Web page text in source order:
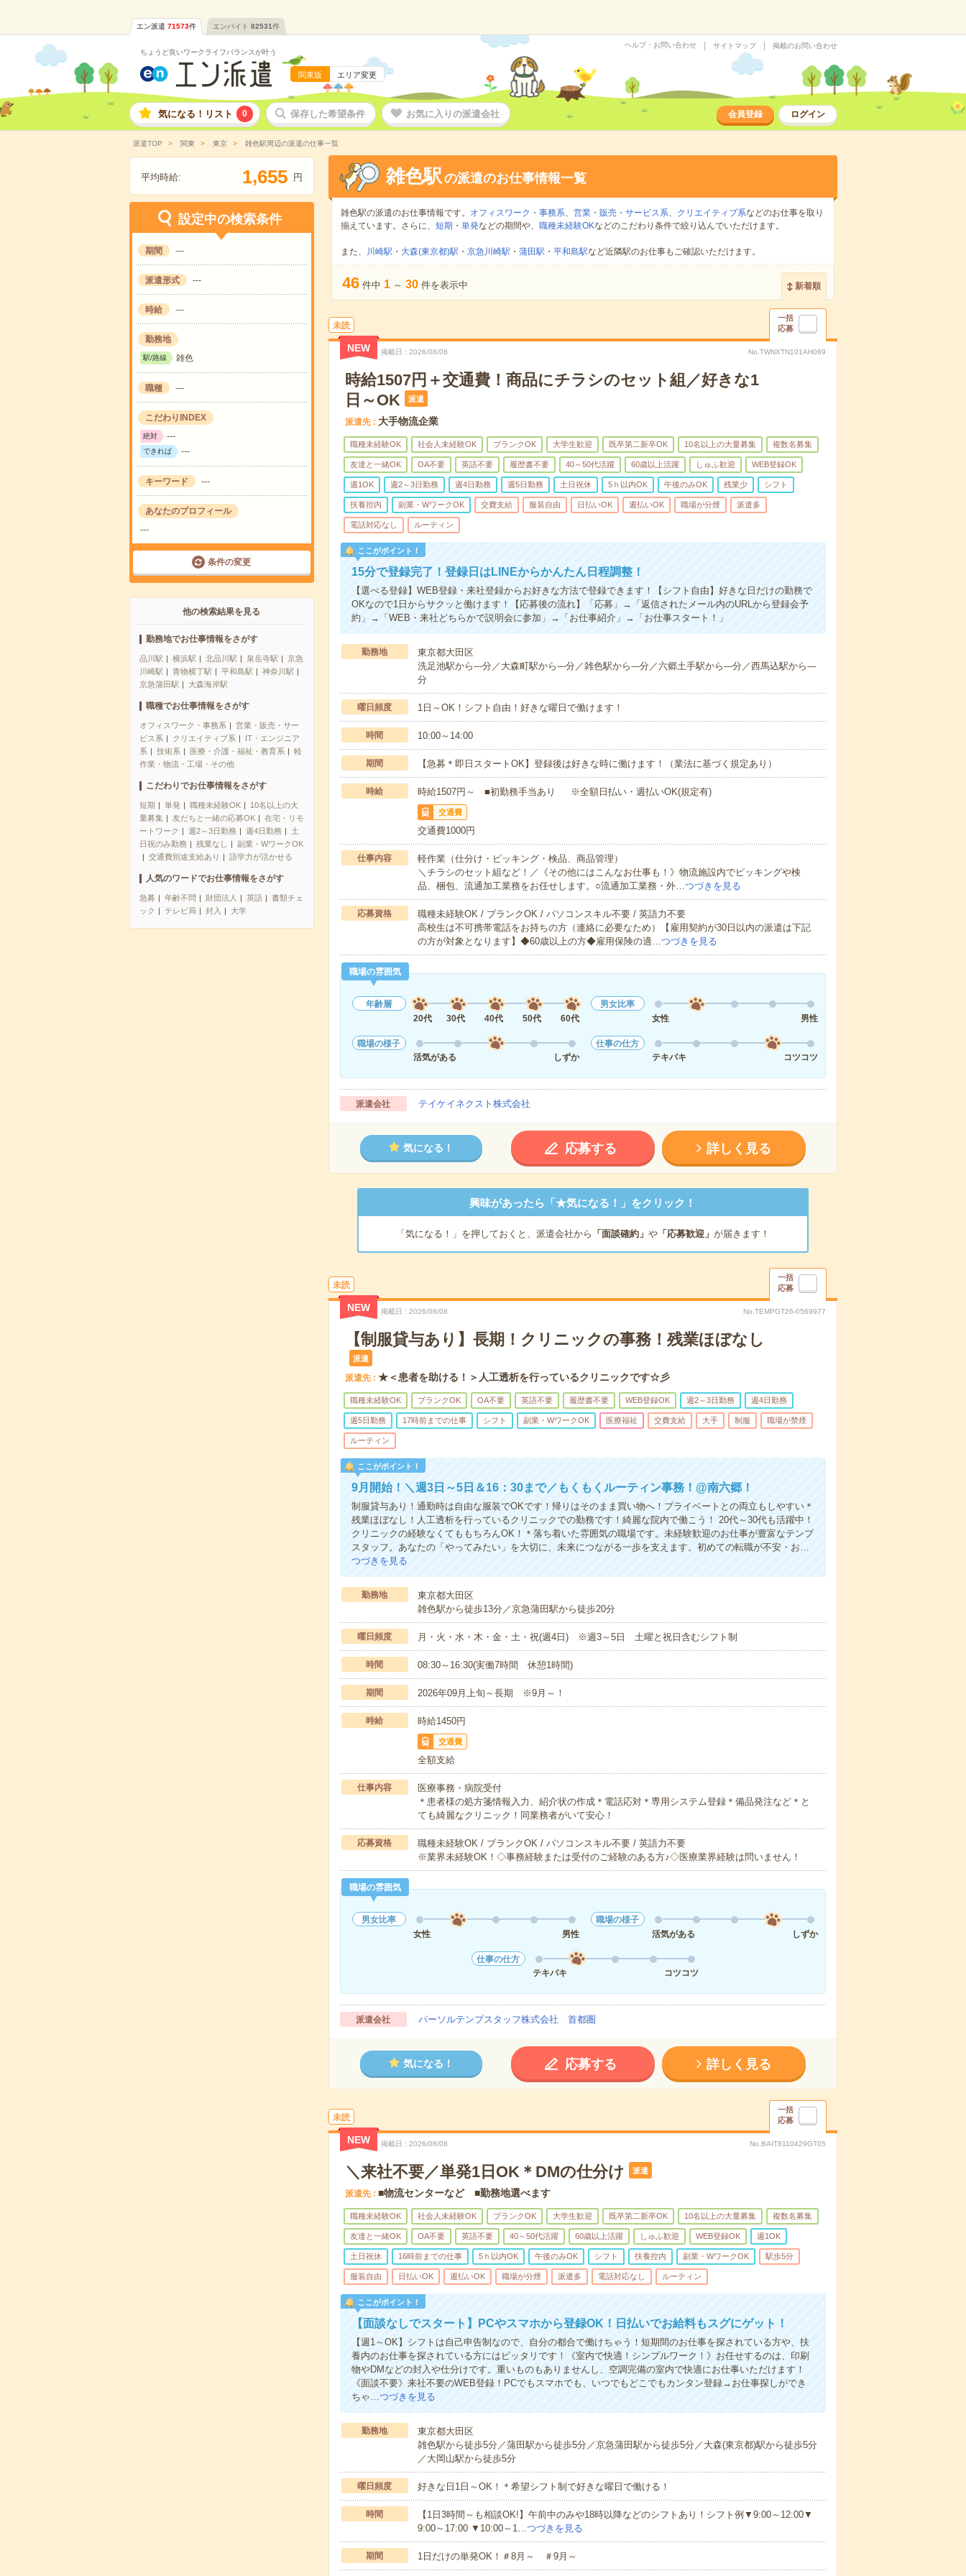
エン派遣 71573件 エンバイト 82531件
ちょうど良いワークライフバランスが叶う
関東版 エリア変更
ヘルプ・お問い合わせ サイトマップ 掲載のお問い合わせ
気になる！リスト 0 保存した希望条件 お気に入りの派遣会社 会員登録 ログイン
派遣TOP 関東 東京 雑色駅周辺の派遣の仕事一覧
平均時給: 1,655 円
設定中の検索条件
期間 ---
派遣形式 ---
時給 ---
勤務地
駅/路線 雑色
職種 ---
こだわりINDEX
絶対 ---
できれば ---
キーワード ---
あなたのプロフィール
---
条件の変更
他の検索結果を見る
勤務地でお仕事情報をさがす
品川駅 横浜駅 北品川駅 泉岳寺駅
京急
川崎駅
青物横丁駅 平和島駅
神奈川駅
京急蒲田駅
大森海岸駅
職種でお仕事情報をさがす
オフィスワーク・事務系
営業・販売・サー
ビス系
クリエイティブ系
IT・エンジニア
系
技術系 医療・介護・福祉・教育系
軽
作業・物流・工場・その他
こだわりでお仕事情報をさがす
短期 単発 職種未経験OK
10名以上の大
量募集
友だちと一緒の応募OK
在宅・リモ
ートワーク
週2～3日勤務 週4日勤務
土
日祝のみ勤務
残業なし
副業・WワークOK
交通費別途支給あり
語学力が活かせる
人気のワードでお仕事情報をさがす
急募 年齢不問 財団法人 英語
書類チェ
ック
テレビ局 封入 大学
雑色駅の派遣のお仕事情報一覧
雑色駅の派遣のお仕事情報です。 オフィスワーク・事務系、 営業・販売・サービス系、 クリエイティブ系などのお仕事を取り
揃えています。さらに、 短期 ・ 単発などの期間や、 職種未経験OKなどのこだわり条件で絞り込んでいただけます。
また、 川崎駅 ・ 大森(東京都)駅 ・ 京急川崎駅 ・ 蒲田駅 ・ 平和島駅など近隣駅のお仕事もご確認いただけます。
46 件中 1 ～ 30 件を表示中 新着順
未読
一括
応募
NEW 掲載日 2026/08/08 No.TWNXTN101AH069
時給1507円＋交通費！商品にチラシのセット組／好きな1
日～OK
派遣
派遣先 大手物流企業
職種未経験OK 社会人未経験OK ブランクOK 大学生歓迎 既卒第二新卒OK 10名以上の大量募集 複数名募集
友達と一緒OK OA不要 英語不要 履歴書不要 40～50代活躍 60歳以上活躍 しゅふ歓迎 WEB登録OK
週1OK 週2～3日勤務 週4日勤務 週5日勤務 土日祝休 5ｈ以内OK 午後のみOK 残業少 シフト
扶養控内 副業・WワークOK 交費支給 服装自由 日払いOK 週払いOK 職場が分煙 派遣多
電話対応なし ルーティン
ここがポイント！
15分で登録完了！登録日はLINEからかんたん日程調整！
【選べる登録】WEB登録・来社登録からお好きな方法で登録できます！【シフト自由】好きな日だけの勤務で
OKなので1日からサクッと働けます！【応募後の流れ】「応募」→「返信されたメール内のURLから登録会予
約」→「WEB・来社どちらかで説明会に参加」→「お仕事紹介」→「お仕事スタート！」
勤務地
東京都大田区
洗足池駅から---分／大森町駅から---分／雑色駅から---分／六郷土手駅から---分／西馬込駅から---
分
曜日頻度 1日～OK！シフト自由！好きな曜日で働けます！
時間 10:00～14:00
期間 【急募＊即日スタートOK】登録後は好きな時に働けます！（業法に基づく規定あり）
時給 時給1507円～ ■初勤務手当あり ※全額日払い・週払いOK(規定有)
交通費
交通費1000円
仕事内容
軽作業（仕分け・ピッキング・検品、商品管理）
＼チラシのセット組など！／《その他にはこんなお仕事も！》物流施設内でピッキングや検
品、梱包、流通加工業務をお任せします。○流通加工業務・外…つづきを見る
応募資格
職種未経験OK / ブランクOK / パソコンスキル不要 / 英語力不要
高校生は不可携帯電話をお持ちの方（連絡に必要なため）【雇用契約が30日以内の派遣は下記
の方が対象となります】◆60歳以上の方◆雇用保険の適…つづきを見る
職場の雰囲気
年齢層
20代
30代 40代 50代 60代
男女比率
女性
男性
職場の様子
活気がある
しずか
仕事の仕方
テキパキ
コツコツ
派遣会社 テイケイネクスト株式会社
気になる！ 応募する 詳しく見る
興味があったら「★気になる！」をクリック！
「気になる！」を押しておくと、派遣会社から 「面談確約」 や「応募歓迎」 が届きます！
未読
一括
応募
NEW 掲載日 2026/08/08 No.TEMPGT26-0569977
【制服貸与あり】長期！クリニックの事務！残業ほぼなし
派遣
派遣先 ★＜患者を助ける！＞人工透析を行っているクリニックです☆彡
職種未経験OK ブランクOK OA不要 英語不要 履歴書不要 WEB登録OK 週2～3日勤務 週4日勤務
週5日勤務 17時前までの仕事 シフト 副業・WワークOK 医療福祉 交費支給 大手 制服 職場が禁煙
ルーティン
ここがポイント！
9月開始！＼週3日～5日＆16：30まで／もくもくルーティン事務！@南六郷！
制服貸与あり！通勤時は自由な服装でOKです！帰りはそのまま買い物へ！プライベートとの両立もしやすい＊
残業ほぼなし！人工透析を行っているクリニックでの勤務です！綺麗な院内で働こう！ 20代～30代も活躍中！
クリニックの経験なくてももちろんOK！＊落ち着いた雰囲気の職場です。未経験歓迎のお仕事が豊富なテンプ
スタッフ。あなたの「やってみたい」を大切に、未来につながる一歩を支えます。初めての転職が不安・お…
つづきを見る
勤務地
東京都大田区
雑色駅から徒歩13分／京急蒲田駅から徒歩20分
曜日頻度 月・火・水・木・金・土・祝(週4日) ※週3～5日 土曜と祝日含むシフト制
時間 08:30～16:30(実働7時間 休憩1時間)
期間 2026年09月上旬～長期 ※9月～！
時給 時給1450円
交通費
全額支給
仕事内容
医療事務・病院受付
＊患者様の処方箋情報入力、紹介状の作成＊電話応対＊専用システム登録＊備品発注など＊と
ても綺麗なクリニック！同業務者がいて安心！
応募資格
職種未経験OK / ブランクOK / パソコンスキル不要 / 英語力不要
※業界未経験OK！◇事務経験または受付のご経験のある方♪◇医療業界経験は問いません！
職場の雰囲気
男女比率
女性
男性
職場の様子
活気がある
しずか
仕事の仕方
テキパキ
コツコツ
派遣会社 パーソルテンプスタッフ株式会社 首都圏
気になる！ 応募する 詳しく見る
未読
一括
応募
NEW 掲載日 2026/08/08 No.BAIT8110429GT05
＼来社不要／単発1日OK＊DMの仕分け 派遣
派遣先 ■物流センターなど ■勤務地選べます
職種未経験OK 社会人未経験OK ブランクOK 大学生歓迎 既卒第二新卒OK 10名以上の大量募集 複数名募集
友達と一緒OK OA不要 英語不要 40～50代活躍 60歳以上活躍 しゅふ歓迎 WEB登録OK 週1OK
土日祝休 16時前までの仕事 5ｈ以内OK 午後のみOK シフト 扶養控内 副業・WワークOK 駅歩5分
服装自由 日払いOK 週払いOK 職場が分煙 派遣多 電話対応なし ルーティン
ここがポイント！
【面談なしでスタート】PCやスマホから登録OK！日払いでお給料もスグにゲット！
【週1～OK】シフトは自己申告制なので、自分の都合で働けちゃう！短期間のお仕事を探されている方や、扶
養内のお仕事を探されている方にはピッタリです！《室内で快適！シンプルワーク！》お任せするのは、印刷
物やDMなどの封入や仕分けです。重いものもありませんし、空調完備の室内で快適にお仕事いただけます！
《面談不要》来社不要のWEB登録！PCでもスマホでも、いつでもどこでもカンタン登録→お仕事探しができ
ちゃ…つづきを見る
勤務地
東京都大田区
雑色駅から徒歩5分／蒲田駅から徒歩5分／京急蒲田駅から徒歩5分／大森(東京都)駅から徒歩5分
／大岡山駅から徒歩5分
曜日頻度 好きな日1日～OK！＊希望シフト制で好きな曜日で働ける！
時間
【1日3時間～も相談OK!】午前中のみや18時以降などのシフトあり！シフト例▼9:00～12:00▼
9:00～17:00 ▼10:00～1…つづきを見る
期間 1日だけの単発OK！＃8月～ ＃9月～